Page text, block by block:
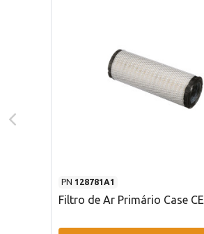
PN 128781A1
Filtro de Ar Primário Case CE